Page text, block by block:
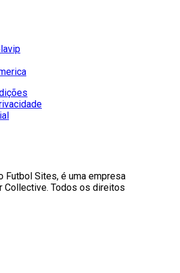
Futbol Sites, é uma empresa
Collective. Todos os direitos